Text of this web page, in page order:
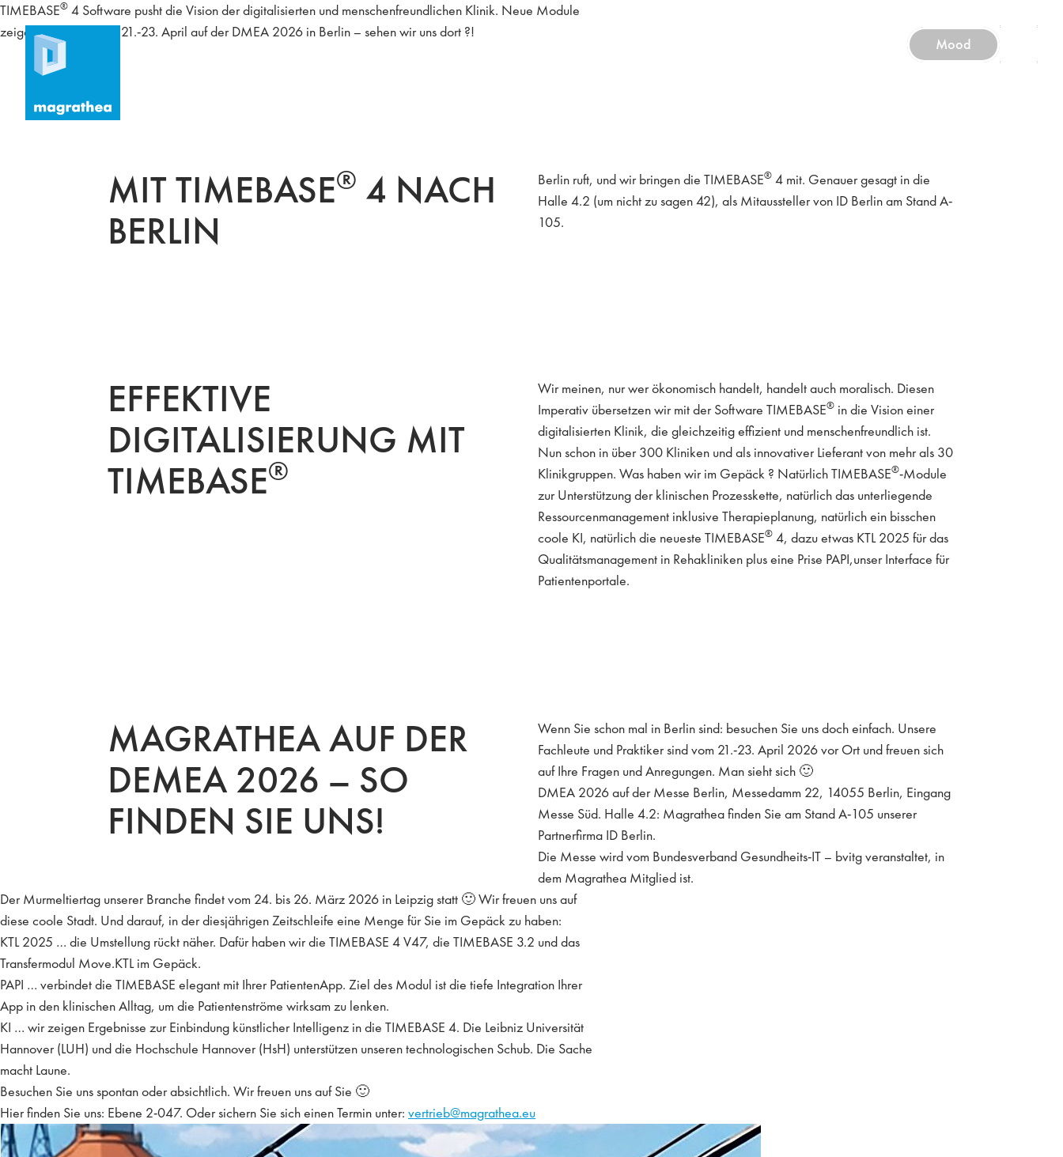
Mood
TIMEBASE® 4 Software pusht die Vision der digitalisierten und menschenfreundlichen Klinik. Neue Module
zeigen wir gerne vom 21.-23. April auf der DMEA 2026 in Berlin – sehen wir uns dort ?!
MIT TIMEBASE® 4 NACH
BERLIN
Berlin ruft, und wir bringen die TIMEBASE® 4 mit. Genauer gesagt in die
Halle 4.2 (um nicht zu sagen 42), als Mitaussteller von ID Berlin am Stand A-
105.
EFFEKTIVE
DIGITALISIERUNG MIT
TIMEBASE®
Wir meinen, nur wer ökonomisch handelt, handelt auch moralisch. Diesen
Imperativ übersetzen wir mit der Software TIMEBASE® in die Vision einer
digitalisierten Klinik, die gleichzeitig effizient und menschenfreundlich ist.
Nun schon in über 300 Kliniken und als innovativer Lieferant von mehr als 30
Klinikgruppen. Was haben wir im Gepäck ? Natürlich TIMEBASE®-Module
zur Unterstützung der klinischen Prozesskette, natürlich das unterliegende
Ressourcenmanagement inklusive Therapieplanung, natürlich ein bisschen
coole KI, natürlich die neueste TIMEBASE® 4, dazu etwas KTL 2025 für das
Qualitätsmanagement in Rehakliniken plus eine Prise PAPI,unser Interface für
Patientenportale.
MAGRATHEA AUF DER
DEMEA 2026 – SO
FINDEN SIE UNS!
Wenn Sie schon mal in Berlin sind: besuchen Sie uns doch einfach. Unsere
Fachleute und Praktiker sind vom 21.-23. April 2026 vor Ort und freuen sich
auf Ihre Fragen und Anregungen. Man sieht sich 🙂
DMEA 2026 auf der Messe Berlin, Messedamm 22, 14055 Berlin, Eingang
Messe Süd. Halle 4.2: Magrathea finden Sie am Stand A-105 unserer
Partnerfirma ID Berlin.
Die Messe wird vom Bundesverband Gesundheits-IT – bvitg veranstaltet, in
dem Magrathea Mitglied ist.
Der Murmeltiertag unserer Branche findet vom 24. bis 26. März 2026 in Leipzig statt 🙂 Wir freuen uns auf
diese coole Stadt. Und darauf, in der diesjährigen Zeitschleife eine Menge für Sie im Gepäck zu haben:
KTL 2025 … die Umstellung rückt näher. Dafür haben wir die TIMEBASE 4 V47, die TIMEBASE 3.2 und das
Transfermodul Move.KTL im Gepäck.
PAPI … verbindet die TIMEBASE elegant mit Ihrer PatientenApp. Ziel des Modul ist die tiefe Integration Ihrer
App in den klinischen Alltag, um die Patientenströme wirksam zu lenken.
KI … wir zeigen Ergebnisse zur Einbindung künstlicher Intelligenz in die TIMEBASE 4. Die Leibniz Universität
Hannover (LUH) und die Hochschule Hannover (HsH) unterstützen unseren technologischen Schub. Die Sache
macht Laune.
Besuchen Sie uns spontan oder absichtlich. Wir freuen uns auf Sie 🙂
Hier finden Sie uns: Ebene 2-047. Oder sichern Sie sich einen Termin unter: vertrieb@magrathea.eu